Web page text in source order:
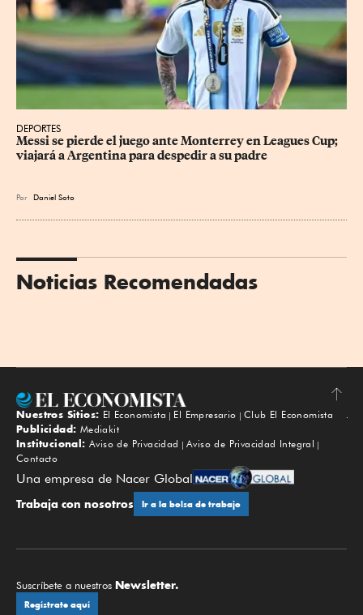
DEPORTES
Messi se pierde el juego ante Monterrey en Leagues Cup;
viajará a Argentina para despedir a su padre
Por Daniel Soto
Noticias Recomendadas
Subir
Nuestros Sitios: El Economista El Empresario
Club El Economista
Publicidad: Mediakit
Institucional: Aviso de Privacidad
Aviso de Privacidad Integral
Contacto
Una empresa de Nacer Global
Trabaja con nosotros Ir a la bolsa de trabajo
Suscríbete a nuestros Newsletter.
Regístrate aquí